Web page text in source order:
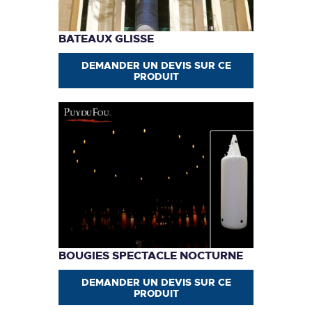
BATEAUX GLISSE
DEMANDER UN DEVIS SUR CE
PRODUIT
BOUGIES SPECTACLE NOCTURNE
DEMANDER UN DEVIS SUR CE
PRODUIT